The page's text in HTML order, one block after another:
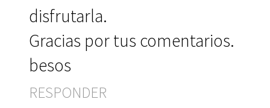
disfrutarla.
Gracias por tus comentarios.
besos
RESPONDER